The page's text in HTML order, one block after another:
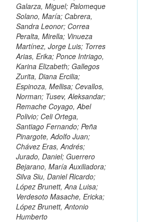
Galarza, Miguel; Palomeque
Solano, María; Cabrera,
Sandra Leonor; Correa
Peralta, Mirella; Vinueza
Martínez, Jorge Luis; Torres
Arias, Erika; Ponce Intriago,
Karina Elizabeth; Gallegos
Zurita, Diana Ercilia;
Espinoza, Mellisa; Cevallos,
Norman; Tusev, Aleksandar;
Remache Coyago, Abel
Polivio; Celi Ortega,
Santiago Fernando; Peña
Pinargote, Adolfo Juan;
Chávez Eras, Andrés;
Jurado, Daniel; Guerrero
Bejarano, María Auxiliadora;
Silva Siu, Daniel Ricardo;
López Brunett, Ana Luisa;
Verdesoto Masache, Ericka;
López Brunett, Antonio
Humberto